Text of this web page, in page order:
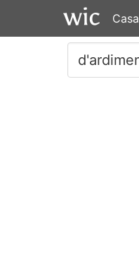
Casa